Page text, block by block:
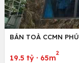
BÁN TOÀ CCMN
19.5 tỷ · 65m
2